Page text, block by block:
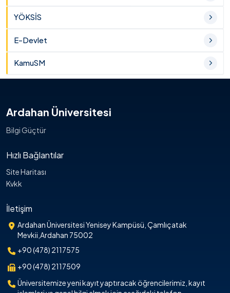
YÖKSİS
E-Devlet
KamuSM
Ardahan Üniversitesi
Bilgi Güçtür
Hızlı Bağlantılar
Site Haritası
Kvkk
İletişim
Ardahan Üniversitesi Yenisey Kampüsü, Çamlıçatak
Mevkii,Ardahan 75002
+90 (478) 2117575
+90 (478) 2117509
Üniversitemize yeni kayıt yaptıracak öğrencilerimiz, kayıt